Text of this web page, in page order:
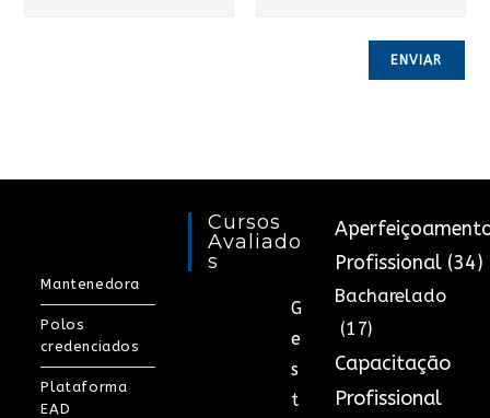
Mantenedora
Polos
credenciados
Plataforma
EAD
Cursos
Avaliado
S
G
e
s
t
Profissional (34)
Bacharelado
(17)
Capacitação
Profissional